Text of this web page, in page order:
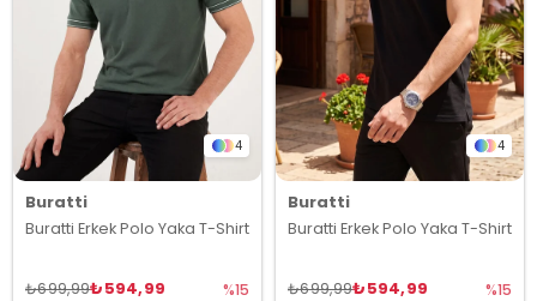
4
Buratti
Buratti Erkek Polo Yaka T-Shirt
₺594,99
₺699,99 %15
4
Buratti
Buratti Erkek Polo Yaka T-Shirt
₺594,99
₺699,99 %15